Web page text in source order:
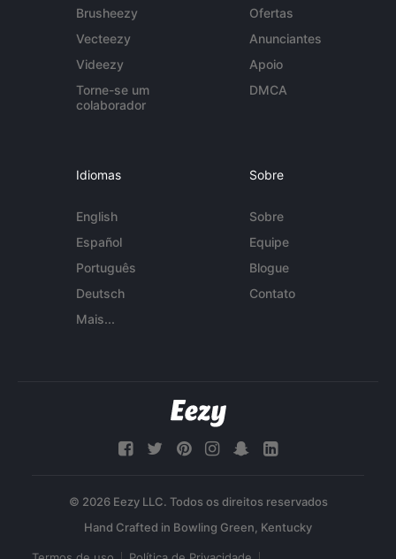
Brusheezy
Vecteezy
Videezy
Torne-se um
colaborador
Ofertas
Anunciantes
Apoio
DMCA
Idiomas
English
Español
Português
Deutsch
Mais...
Sobre
Sobre
Equipe
Blogue
Contato
© 2026 Eezy LLC. Todos os direitos reservados